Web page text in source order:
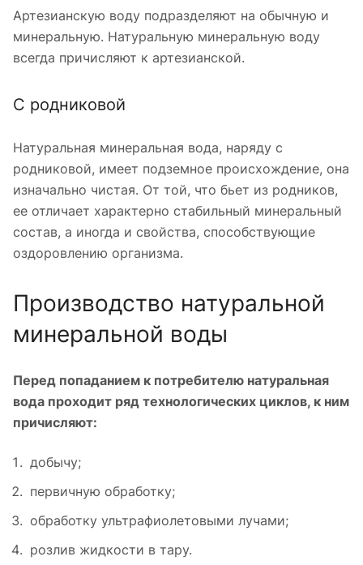
Артезианскую воду подразделяют на обычную и
минеральную. Натуральную минеральную воду
всегда причисляют к артезианской.
С родниковой
Натуральная минеральная вода, наряду с
родниковой, имеет подземное происхождение, она
изначально чистая. От той, что бьет из родников,
ее отличает характерно стабильный минеральный
состав, а иногда и свойства, способствующие
оздоровлению организма.
Производство натуральной
минеральной воды
Перед попаданием к потребителю натуральная
вода проходит ряд технологических циклов, к ним
причисляют:
добычу;
первичную обработку;
обработку ультрафиолетовыми лучами;
розлив жидкости в тару.